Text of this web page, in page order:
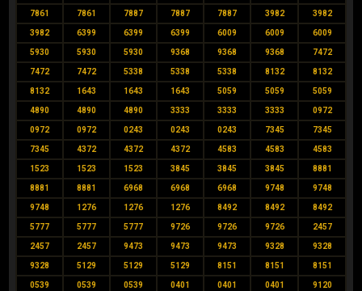
7861 7861 7887 7887 7887 3982 3982
3982 6399 6399 6399 6009 6009 6009
5930 5930 5930 9368 9368 9368 7472
7472 7472 5338 5338 5338 8132 8132
8132 1643 1643 1643 5059 5059 5059
4890 4890 4890 3333 3333 3333 0972
0972 0972 0243 0243 0243 7345 7345
7345 4372 4372 4372 4583 4583 4583
1523 1523 1523 3845 3845 3845 8881
8881 8881 6968 6968 6968 9748 9748
9748 1276 1276 1276 8492 8492 8492
5777 5777 5777 9726 9726 9726 2457
2457 2457 9473 9473 9473 9328 9328
9328 5129 5129 5129 8151 8151 8151
0539 0539 0539 0401 0401 0401 9120